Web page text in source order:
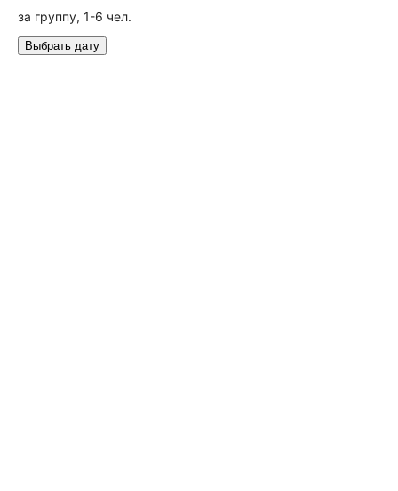
за группу, 1-6 чел.
Выбрать дату